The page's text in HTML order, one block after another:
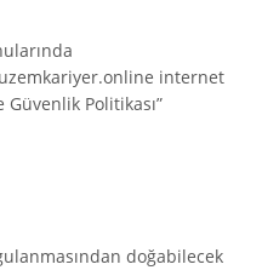
internet
Politikası”
doğabilecek